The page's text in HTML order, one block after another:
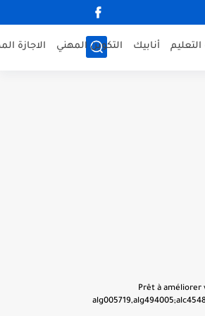
أنابيك التكوين المهني الاجازة
👋 Prêt à